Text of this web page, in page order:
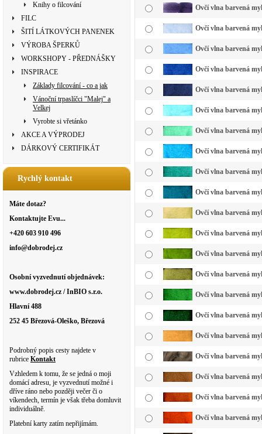
Knihy o filcování
FILC
ŠITÍ LÁTKOVÝCH PANENEK
VÝROBA ŠPERKŮ
WORKSHOPY - PŘEDNÁŠKY
INSPIRACE
Základy filcování - co a jak
Vánoční trpaslíčci "Malej" a
Velkej
Vyrobte si vřetánko
AKCE A VÝPRODEJ
DÁRKOVÝ CERTIFIKÁT
Rychlý kontakt
Máte dotaz?
Kontaktujte Evu...
+420 603 910 496
info@dobrodej.cz
Osobní vyzvednutí objednávek:
www.dobrodej.cz / InBIO s.r.o.
Hlavní 488
252 45 Březová-Oleško, Březová
Podrobný popis cesty najdete v
rubrice Kontakt
Vzhledem k tomu, že se jedná o moji
domácí adresu, je vyzvednutí možné i
dříve ráno nebo později večer či o
víkendech, termín je však třeba domluvit
individuálně.
Platební karty zatím nepřijímám.
Ovčí vlna barvená
Ovčí vlna barvená
Ovčí vlna barvená
Ovčí vlna barvená
Ovčí vlna barvená
Ovčí vlna barvená
Ovčí vlna barvená
Ovčí vlna barvená
Ovčí vlna barvená
Ovčí vlna barvená
Ovčí vlna barvená
Ovčí vlna barvená
Ovčí vlna barvená
Ovčí vlna barvená
Ovčí vlna barvená
Ovčí vlna barvená
Ovčí vlna barvená
Ovčí vlna barvená
Ovčí vlna barvená
Ovčí vlna barvená
Ovčí vlna barvená